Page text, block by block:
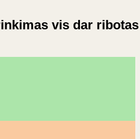
vis dar ribotas